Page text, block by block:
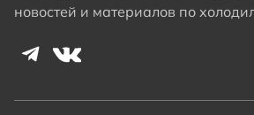
новостей и материалов по